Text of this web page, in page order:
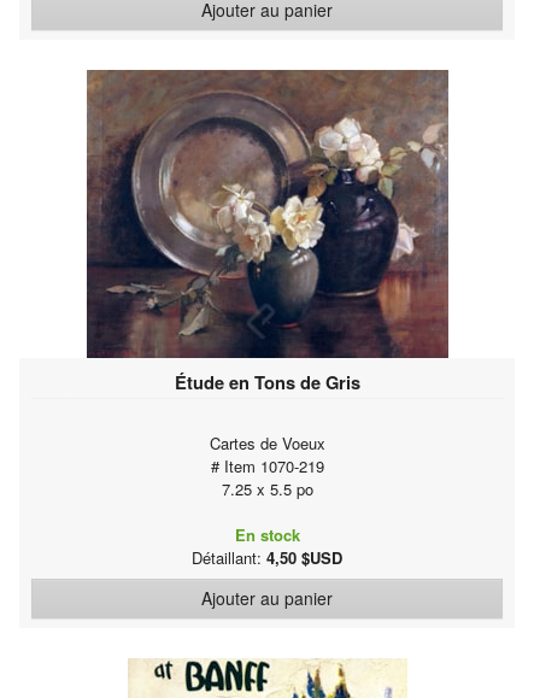
Ajouter au panier
Étude en Tons de Gris
Cartes de Voeux
# Item 1070-219
7.25 x 5.5 po
En stock
Détaillant: 4,50 $USD
Ajouter au panier